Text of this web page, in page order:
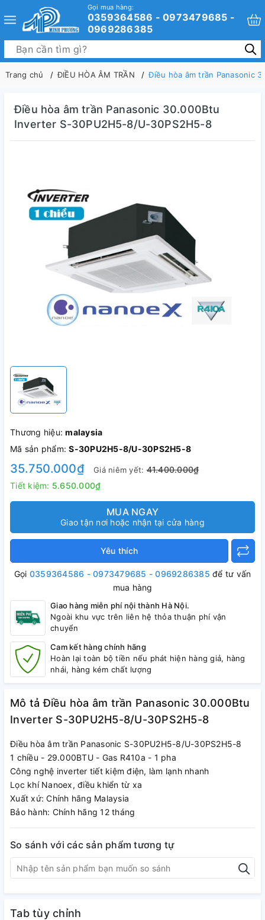
Gọi mua hàng:
0359364586 - 0973479685 -
0969286385
Trang chủ ĐIỀU HÒA ÂM TRẦN Điều hòa âm trần Panasonic
Điều hòa âm trần Panasonic 30.000Btu
Inverter S-30PU2H5-8/U-30PS2H5-8
Thương hiệu:malaysia
Mã sản phẩm:S-30PU2H5-8/U-30PS2H5-8
35.750.000₫ Giá niêm yết:41.400.000₫
Tiết kiệm: 5.650.000₫
MUA NGAY
Giao tận nơi hoặc nhận tại cửa hàng
Yêu thích
Gọi 0359364586 - 0973479685 - 0969286385 để tư vấn
mua hàng
Giao hàng miễn phí nội thành Hà Nội.
Ngoài khu vực trên liên hệ thỏa thuận phí vận
chuyển
Cam kết hàng chính hãng
Hoàn lại toàn bộ tiền nếu phát hiện hàng giả, hàng
nhái, hàng kém chất lượng
Mô tả Điều hòa âm trần Panasonic 30.000Btu
Inverter S-30PU2H5-8/U-30PS2H5-8
Điều hòa âm trần Panasonic S-30PU2H5-8/U-30PS2H5-8
1 chiều - 29.000BTU - Gas R410a - 1 pha
Công nghệ inverter tiết kiệm điện, làm lạnh nhanh
Lọc khí Nanoex, điều khiển từ xa
Xuất xứ: Chính hãng Malaysia
Bảo hành: Chính hãng 12 tháng
So sánh với các sản phẩm tương tự
Tab tùy chỉnh